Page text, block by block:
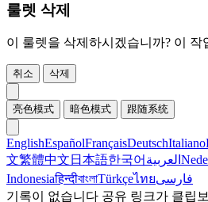
룰렛 삭제
이 룰렛을 삭제하시겠습니까? 이
취소 삭제
亮色模式 暗色模式 跟随系统
EnglishEspañolFrançaisDeutschItaliano
文繁體中文 日本語한국어 العربية
Indonesiaहिन्दीবাংলাTürkçeไทยفارسی
기록이 없습니다 공유 링크가 클립